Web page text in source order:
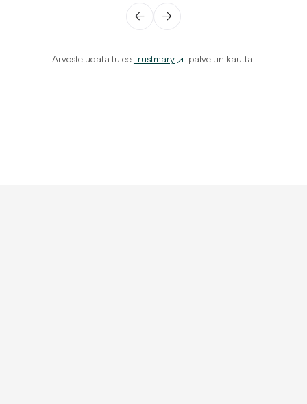
← →
Arvosteludata tulee Trustmary -palvelun kautta.